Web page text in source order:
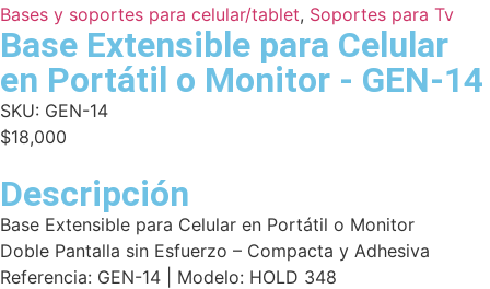
Bases y soportes para celular/tablet, Soportes para Tv
Base Extensible para Celular
en Portátil o Monitor - GEN-14
SKU: GEN-14
$18,000
Descripción
Base Extensible para Celular en Portátil o Monitor
Doble Pantalla sin Esfuerzo – Compacta y Adhesiva
Referencia: GEN-14 | Modelo: HOLD 348